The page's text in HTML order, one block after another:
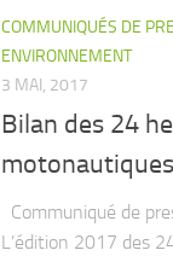
COMMUNIQUÉS DE
ENVIRONNEMENT
3 MAI, 2017
Bilan des 24
Communiqué de
L’édition 2017 des